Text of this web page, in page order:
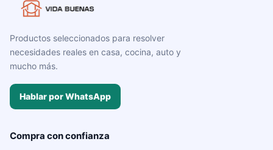
Productos seleccionados para resolver
necesidades reales en casa, cocina, auto y
mucho más.
Hablar por WhatsApp
Compra con confianza